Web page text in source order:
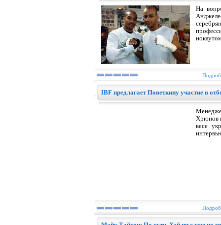
На
IBF предлагает Поветкину участие в
Хрюнов
весе